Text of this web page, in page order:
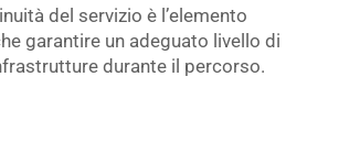
del servizio è l’elemento
garantire un adeguato livello di
durante il percorso.